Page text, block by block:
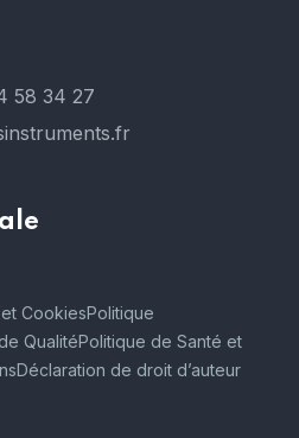
58 34 27
CookiesPolitique
QualitéPolitique de Santé et
Déclaration de droit d’auteur